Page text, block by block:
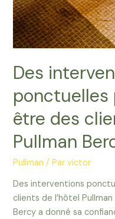
Des
ponctuelles
être des
Pullman
Pullman / Parvictor
Des interventions
clients de l’hôtel
Bercy a donné sa